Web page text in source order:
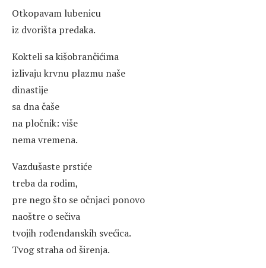
Otkopavam lubenicu
iz dvorišta predaka.
Kokteli sa kišobrančićima
izlivaju krvnu plazmu naše
dinastije
sa dna čaše
na pločnik: više
nema vremena.
Vazdušaste prstiće
treba da rodim,
pre nego što se očnjaci ponovo
naoštre o sečiva
tvojih rođendanskih svećica.
Tvog straha od širenja.